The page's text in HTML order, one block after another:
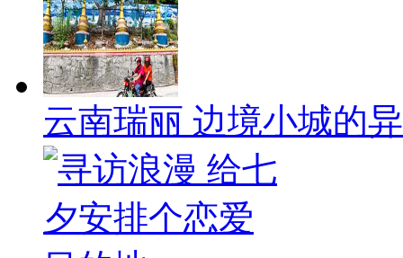
云南瑞丽 边境小城的